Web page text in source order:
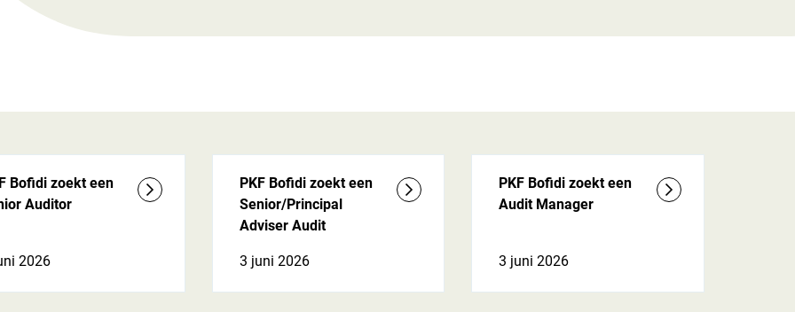
Bofidi zoekt een
Auditor
2026
PKF Bofidi zoekt een
Senior/Principal
Adviser Audit
3 juni 2026
PKF Bofidi zoekt een
Audit Manager
3 juni 2026